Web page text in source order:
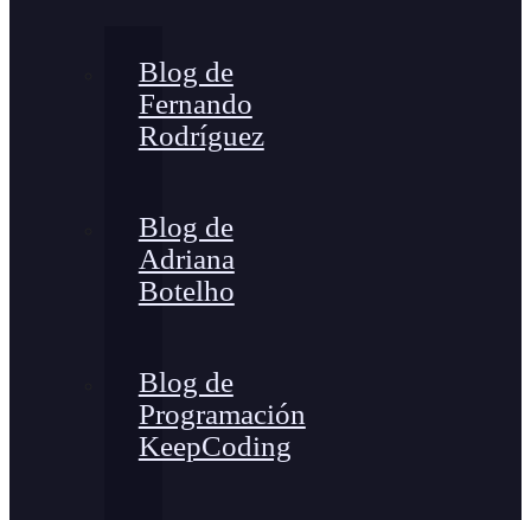
Blog de
Fernando
Rodríguez
Blog de
Adriana
Botelho
Blog de
Programación
KeepCoding